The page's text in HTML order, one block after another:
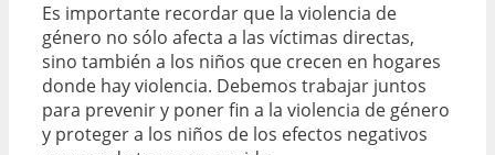
Es importante recordar que la violencia de
género no sólo afecta a las víctimas directas,
sino también a los niños que crecen en hogares
donde hay violencia. Debemos trabajar juntos
para prevenir y poner fin a la violencia de género
y proteger a los niños de los efectos negativos